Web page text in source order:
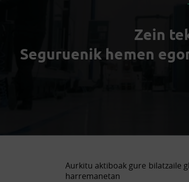
Zein
Seguruenik hemen
Aurkitu aktiboak gure bilatzaile
harremanetan